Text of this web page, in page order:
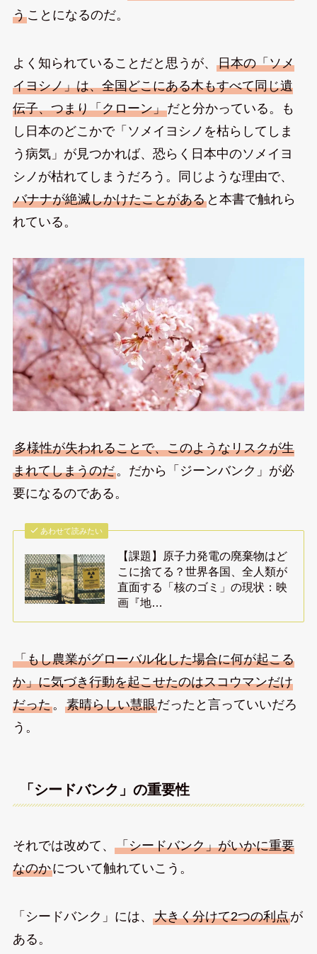
うことになるのだ。
よく知られていることだと思うが、 日本の「ソメ
イヨシノ」は、全国どこにある木もすべて同じ遺
伝子、つまり「クローン」だと分かっている。も
し日本のどこかで「ソメイヨシノを枯らしてしま
う病気」が見つかれば、恐らく日本中のソメイヨ
シノが枯れてしまうだろう。同じような理由で、
バナナが絶滅しかけたことがあると本書で触れら
れている。
多様性が失われることで、このようなリスクが生
まれてしまうのだ。だから「ジーンバンク」が必
要になるのである。
あわせて読みたい
【課題】原子力発電の廃棄物はど
こに捨てる？世界各国、全人類が
直面する「核のゴミ」の現状：映
画『地…
「もし農業がグローバル化した場合に何が起こる
か」に気づき行動を起こせたのはスコウマンだけ
だった。 素晴らしい慧眼だったと言っていいだろ
う。
「シードバンク」の重要性
それでは改めて、 「シードバンク」がいかに重要
なのかについて触れていこう。
「シードバンク」には、 大きく分けて2つの利点が
ある。